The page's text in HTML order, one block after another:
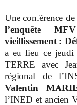
Une conférence
l’enquête
vieillissement :
a eu lieu ce
TERRE avec
régional de
Valentin
l’INED et ancien